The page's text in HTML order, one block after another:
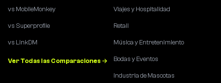
vs MobileMonkey
vs Superprofile
vs LinkDM
Ver Todas las Comparaciones →
Viajes y Hospitalidad
Retail
Música y Entretenimiento
Bodas y Eventos
Industria de Mascotas